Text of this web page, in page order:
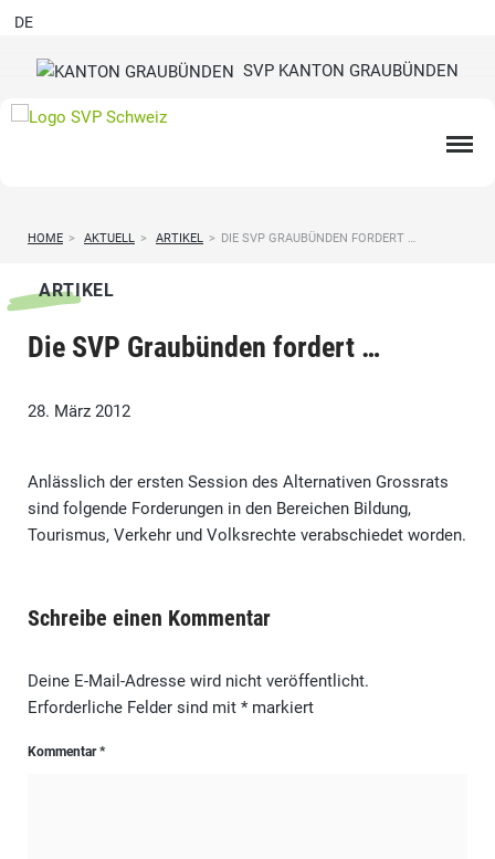
SVP KANTON GRAUBÜNDEN
DE
HOME > AKTUELL > ARTIKEL > DIE SVP GRAUBÜNDEN FORDERT …
ARTIKEL
Die SVP Graubünden fordert …
28. März 2012
Anlässlich der ersten Session des Alternativen Grossrats
sind folgende Forderungen in den Bereichen Bildung,
Tourismus, Verkehr und Volksrechte verabschiedet worden.
Schreibe einen Kommentar
Deine E-Mail-Adresse wird nicht veröffentlicht.
Erforderliche Felder sind mit *markiert
Kommentar*